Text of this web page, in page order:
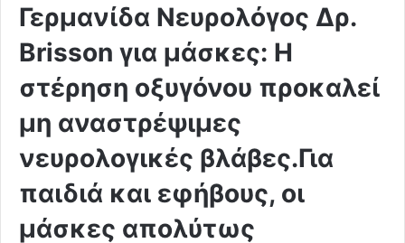
Γερμανίδα Νευρολόγος Δρ.
Brisson για μάσκες: Η
στέρηση οξυγόνου προκαλεί
μη αναστρέψιμες
νευρολογικές βλάβες.Για
παιδιά και εφήβους, οι
μάσκες απολύτως